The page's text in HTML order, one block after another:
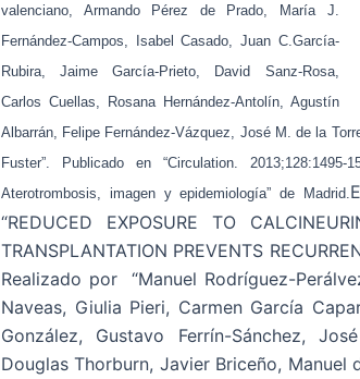
valenciano, Armando Pérez de Prado, María J.
Fernández-Campos, Isabel Casado, Juan C.García-
Rubira, Jaime García-Prieto, David Sanz-Rosa,
Carlos Cuellas, Rosana Hernández-Antolín, Agustín
Albarrán, Felipe Fernández-Vázquez, José M. de la
Fuster”. Publicado en “Circulation.
Aterotrombosis, imagen y epidemiología” de Madrid.
“REDUCED EXPOSURE TO
TRANSPLANTATION PREVENTS
Realizado por “Manuel Rodríguez-
Naveas, Giulia Pieri, Carmen García
González, Gustavo Ferrín-Sánchez,
Douglas Thorburn, Javier Briceño, Manuel